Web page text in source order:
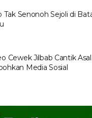
Tak Senonoh Sejoli di
Cewek Jilbab Cantik
Media Sosial